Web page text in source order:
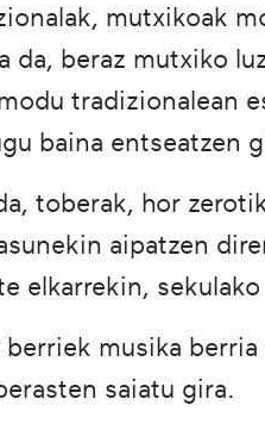
mutxikoak
beraz mutxiko
tradizionalean
baina entseatzen
toberak, hor
aipatzen
elkarrekin,
musika
saiatu gira.